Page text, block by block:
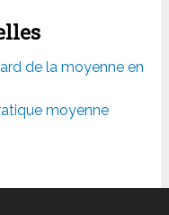
de la moyenne en
moyenne